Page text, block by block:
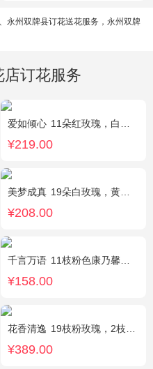
永州双牌县订花送花服务，永州双牌
店订花服务
爱如倾心 11朵红玫瑰，白色满天星间插，一条灯带，一对小熊、黄莺或尤加利叶搭配
¥219.00
美梦成真 19朵白玫瑰，黄莺绿叶边围
¥208.00
千言万语 11枝粉色康乃馨，栀子叶间插丰满
¥158.00
花香清逸 19枝粉玫瑰，2枝粉色乒乓菊，1枝粉色绣球，银叶菊，粉色满天星，绿叶搭配
¥389.00